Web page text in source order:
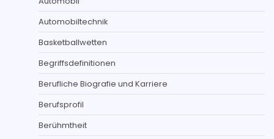
Automobiltechnik
Basketballwetten
Begriffsdefinitionen
Berufliche Biografie und Karriere
Berufsprofil
Berühmtheit